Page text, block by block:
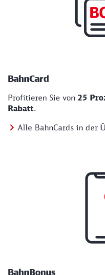
BahnCard
Profitieren Sie von 25
Rabatt.
Alle BahnCards in der
BahnBonus